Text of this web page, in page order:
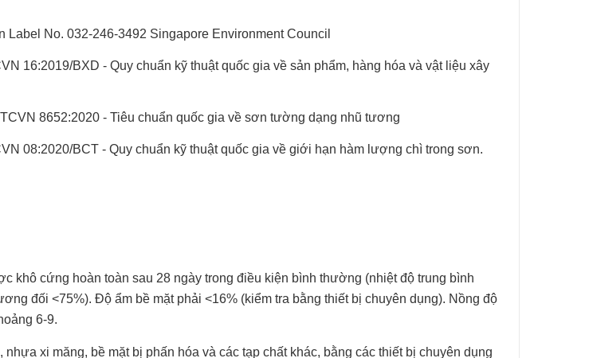
Label No. 032-246-3492 Singapore Environment Council
16:2019/BXD - Quy chuẩn kỹ thuật quốc gia về sản phẩm, hàng hóa và vật liệu xây
8652:2020 - Tiêu chuẩn quốc gia về sơn tường dạng nhũ tương
08:2020/BCT - Quy chuẩn kỹ thuật quốc gia về giới hạn hàm lượng chì trong sơn.
khô cứng hoàn toàn sau 28 ngày trong điều kiện bình thường (nhiệt độ trung bình
đối <75%). Độ ẩm bề mặt phải <16% (kiểm tra bằng thiết bị chuyên dụng). Nồng độ
6-9.